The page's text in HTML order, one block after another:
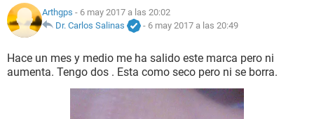
NUTRICIÓN
BIENESTAR
Arthgps - 6 may 2017 a las 20:02
Dr. Carlos Salinas
- 6 may 2017 a las 20:49
Hace un mes y medio me ha salido este marca pero ni
aumenta. Tengo dos . Esta como seco pero ni se borra.